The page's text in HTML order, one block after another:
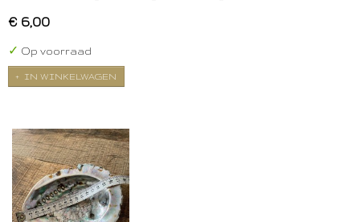
€ 6,00
✓ Op voorraad
IN WINKELWAGEN